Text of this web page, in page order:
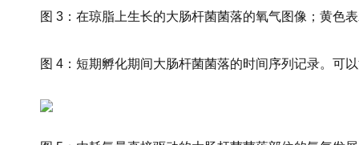
图 3：在琼脂上生长的大肠杆菌菌落的氧气图像；黄色
图 4：短期孵化期间大肠杆菌菌落的时间序列记录。可